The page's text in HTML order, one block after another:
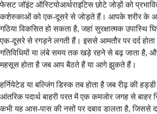
फेसट जॉइंट ऑस्टियोआर्थराइटिस छोटे जोड़ों को
कशेरुकाओं को एक-दूसरे से जोड़ते हैं। आपके शरीर के
गठिया विकसित हो सकता है, जहां सुरक्षात्मक उपास्थि
एक-दूसरे से रगड़ने लगती हैं। इससे आमतौर पर दर्द होता
गतिविधियों या लंबे समय तक खड़े रहने से बढ़ जाता है,
महसूस होता है जब आप बैठते हैं या आगे झुकते हैं।
हर्नियेटेड या बल्जिंग डिस्क तब होता है जब रीढ़ की
आंतरिक पदार्थ बाहरी परत में एक कमजोर जगह से बाहर
कभी यह आस-पास की नसों पर दबाव डालता है, जिससे